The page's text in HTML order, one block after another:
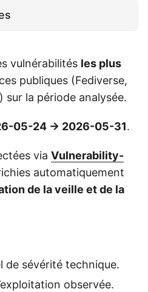
vulnérabilités les plus
publiques (Fediverse,
sur la période analysée.
05-24 → 2026-05-31.
via Vulnerability-
automatiquement
de la veille et de la
de sévérité technique.
observée.